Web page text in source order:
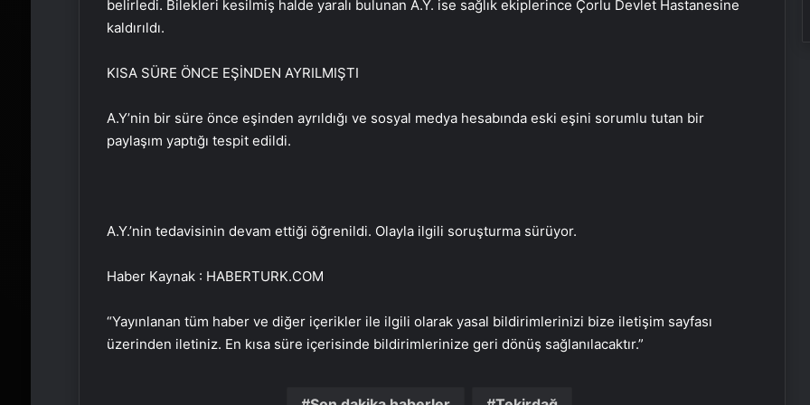
belirledi. Bilekleri kesilmiş halde yaralı bulunan A.Y. ise sağlık ekiplerince Çorlu Devlet Hastanesine
kaldırıldı.
KISA SÜRE ÖNCE EŞİNDEN AYRILMIŞTI
A.Y’nin bir süre önce eşinden ayrıldığı ve sosyal medya hesabında eski eşini sorumlu tutan bir
paylaşım yaptığı tespit edildi.
A.Y.’nin tedavisinin devam ettiği öğrenildi. Olayla ilgili soruşturma sürüyor.
Haber Kaynak : HABERTURK.COM
“Yayınlanan tüm haber ve diğer içerikler ile ilgili olarak yasal bildirimlerinizi bize iletişim sayfası
üzerinden iletiniz. En kısa süre içerisinde bildirimlerinize geri dönüş sağlanılacaktır.”
bırakmasının bize ne faydası var
Havada motoru arızalanan uçak
İstanbul’a tek motorla iniş yaptı